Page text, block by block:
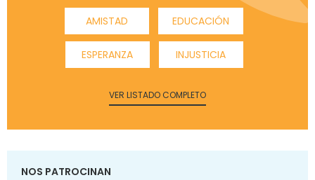
AMISTAD EDUCACIÓN
ESPERANZA INJUSTICIA
VER LISTADO COMPLETO
NOS PATROCINAN